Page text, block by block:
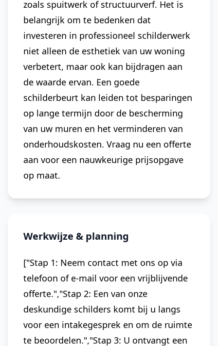
zoals spuitwerk of structuurverf. Het is
belangrijk om te bedenken dat
investeren in professioneel schilderwerk
niet alleen de esthetiek van uw woning
verbetert, maar ook kan bijdragen aan
de waarde ervan. Een goede
schilderbeurt kan leiden tot besparingen
op lange termijn door de bescherming
van uw muren en het verminderen van
onderhoudskosten. Vraag nu een offerte
aan voor een nauwkeurige prijsopgave
op maat.
Werkwijze & planning
["Stap 1: Neem contact met ons op via
telefoon of e-mail voor een vrijblijvende
offerte.","Stap 2: Een van onze
deskundige schilders komt bij u langs
voor een intakegesprek en om de ruimte
te beoordelen.","Stap 3: U ontvangt een